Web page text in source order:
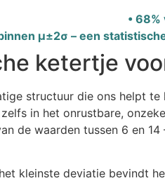
•
μ±2σ – een
ketertje
structuur die ons helpt
in het onrustbare,
de waarden tussen 6 en
kleinste deviatie bevindt